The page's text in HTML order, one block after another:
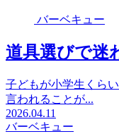
バーベキュー
道具選びで迷
子どもが小学生くら
言われることが...
2026.04.11
バーベキュー